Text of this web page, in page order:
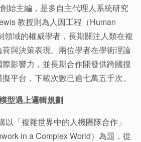
始主編，是多自主代理人系統研究
教授則為人因工程（Human
領域的權威學者，長期關注人類在複
與決策表現。兩位學者在學術理論
影響力，並長期合作開發供跨國搜
平台，下載次數已逾七萬五千次。
型遇上邏輯規劃
以「複雜世界中的人機團隊合作」
in a Complex World）為題，從